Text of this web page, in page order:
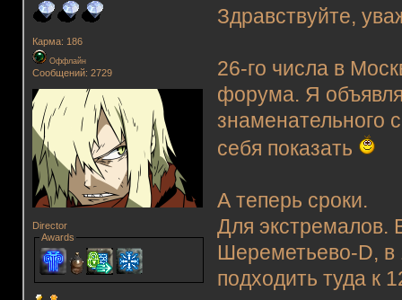
Карма: 186
Оффлайн
Сообщений: 2729
Director
Awards
Здравствуйте,
26-го числа в
форума. Я
знаменательного
себя показать
А теперь сроки.
Для экстремалов.
Шереметьево-D, в
подходить туда к